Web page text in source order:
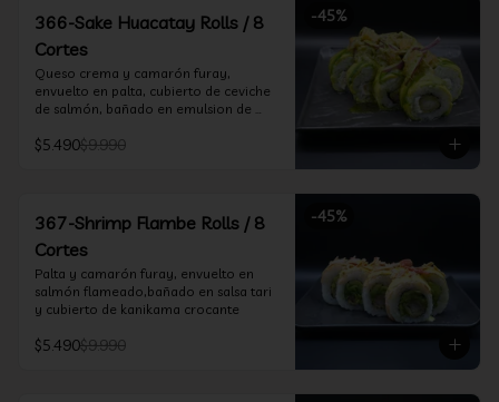
-45%
366-Sake Huacatay Rolls / 8
Cortes
Queso crema y camarón furay,
envuelto en palta, cubierto de ceviche
de salmón, bañado en emulsion de
$5.490$9.990
-45%
367-Shrimp Flambe Rolls / 8
Cortes
Palta y camarón furay, envuelto en
salmón flameado,bañado en salsa tari
y cubierto de kanikama crocante
$5.490$9.990